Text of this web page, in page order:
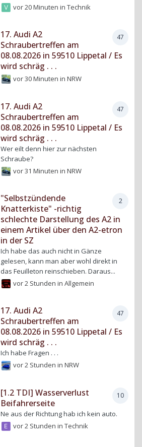
vor 20 MinuteninTechnik
47
17. Audi A2
Schraubertreffen am
08.08.2026 in 59510 Lippetal / Es
wird schräg . . .
vor 30 MinuteninNRW
47
17. Audi A2
Schraubertreffen am
08.08.2026 in 59510 Lippetal / Es
wird schräg . . .
Wer eilt denn hier zur nächsten
Schraube?
vor 31 MinuteninNRW
2
"Selbstzündende
Knatterkiste" -richtig
schlechte Darstellung des A2 in
einem Artikel über den A2-etron
in der SZ
Ich habe das auch nicht in Gänze
gelesen, kann man aber wohl direkt in
das Feuilleton reinschieben. Daraus...
vor 2 Stunden inAllgemein
47
17. Audi A2
Schraubertreffen am
08.08.2026 in 59510 Lippetal / Es
wird schräg . . .
Ich habe Fragen . . .
vor 2 Stunden inNRW
10
[1.2 TDI] Wasserverlust
Beifahrerseite
Ne aus der Richtung hab ich kein auto.
vor 2 Stunden inTechnik